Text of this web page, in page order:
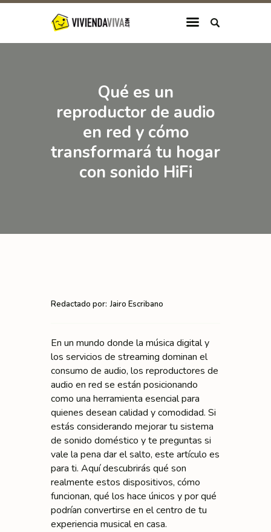
Qué es un
reproductor de audio
en red y cómo
transformará tu hogar
con sonido HiFi
CATEGORÍAS
QUIÉNES SOMOS
Redactado por: Jairo Escribano
En un mundo donde la música digital y
los servicios de streaming dominan el
consumo de audio, los reproductores de
audio en red se están posicionando
como una herramienta esencial para
quienes desean calidad y comodidad. Si
estás considerando mejorar tu sistema
de sonido doméstico y te preguntas si
vale la pena dar el salto, este artículo es
para ti. Aquí descubrirás qué son
realmente estos dispositivos, cómo
funcionan, qué los hace únicos y por qué
podrían convertirse en el centro de tu
experiencia musical en casa.